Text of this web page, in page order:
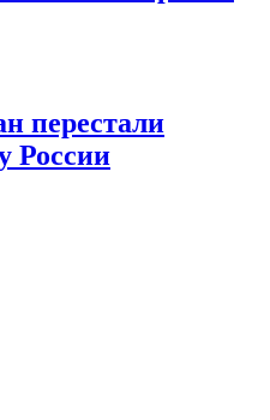
перестали
России